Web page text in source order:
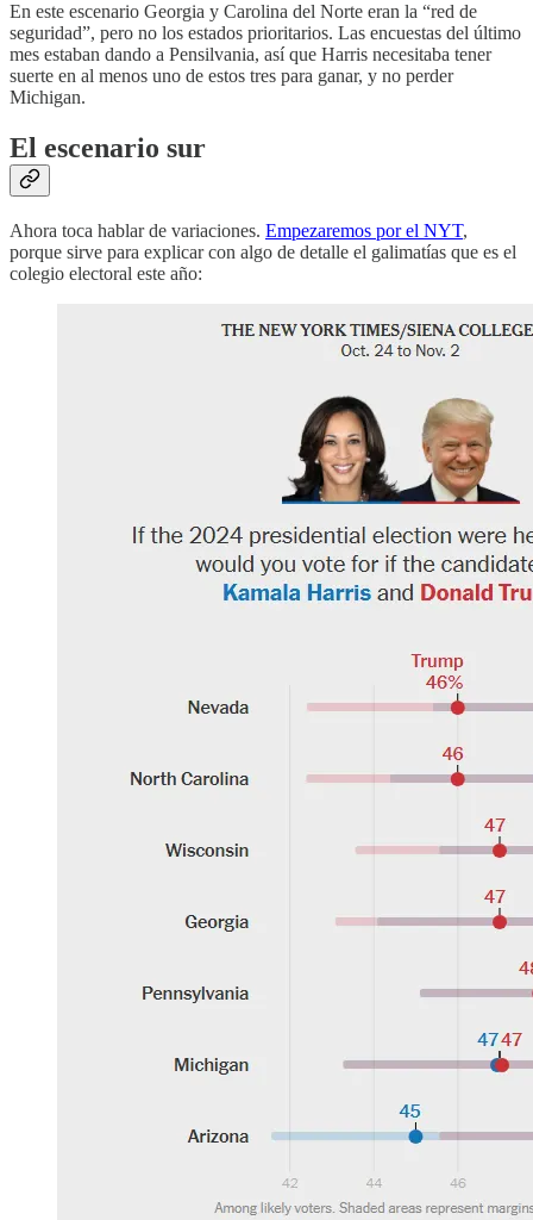
En este escenario Georgia y Carolina del Norte eran la “red de
seguridad”, pero no los estados prioritarios. Las encuestas del último
mes estaban dando a Pensilvania, así que Harris necesitaba tener
suerte en al menos uno de estos tres para ganar, y no perder
Michigan.
El escenario sur
Ahora toca hablar de variaciones. Empezaremos por el NYT,
porque sirve para explicar con algo de detalle el galimatías que es el
colegio electoral este año: